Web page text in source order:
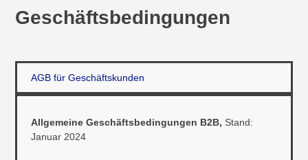
Geschäftsbedingungen
AGB für Geschäftskunden
Allgemeine Geschäftsbedingungen B2B, Stand:
Januar 2024